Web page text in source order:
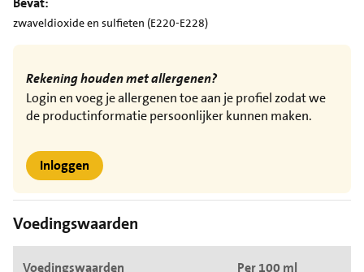
zwaveldioxide en sulfieten (E220-E228)
Rekening houden met allergenen?
Login en voeg je allergenen toe aan je profiel zodat we
de productinformatie persoonlijker kunnen maken.
Inloggen
Voedingswaarden
Voedingswaarden Per 100 ml